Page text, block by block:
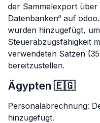
der Sammelexport über
Datenbanken“ auf
wurden hinzugefügt,
Steuerabzugsfähigkeit
verwendeten Sätzen
bereitzustellen.
Ägypten 🇪🇬
Personalabrechnung:
hinzugefügt.